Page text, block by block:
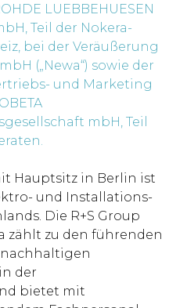
LUEBBEHUESEN
Teil der Nokera-
bei der Veräußerung
(„Newa“) sowie der
und Marketing
mbH, Teil
Hauptsitz in Berlin ist
und Installations-
Die R+S Group
zählt zu den führenden
der
bietet mit